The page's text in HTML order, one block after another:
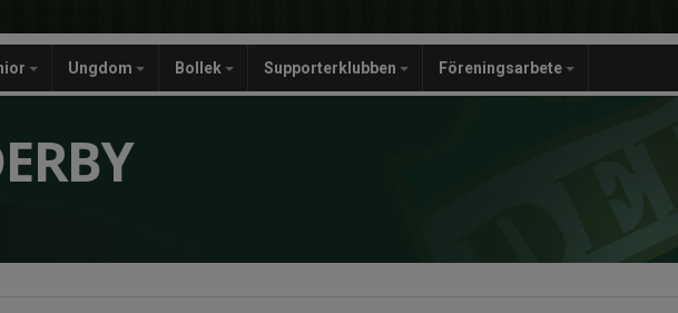
Ungdom Bollek Supporterklubben Föreningsarbete